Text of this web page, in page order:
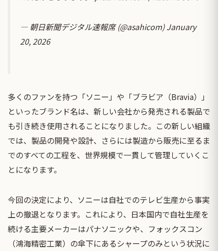
— 朝日新聞デジタル速報席 (@asahicom)January
20, 2026
多くのファンを持つ「ソニー」や「ブラビア（Bravia）」
といったブランド名は、新しい会社から発売される製品で
も引き続き使用されることになりました。この新しい組織
では、製品の開発や設計、さらには製造から販売に至るま
でのすべての工程を、世界規模で一貫して管理していくこ
とになります。
今回の決定により、ソニーは自社でのテレビ生産から事実
上の撤退となります。これにより、日本国内で自社生産を
続ける主要メーカーはパナソニックや、フォックスコン
（鴻海精密工業）の傘下にあるシャープのみという状況に